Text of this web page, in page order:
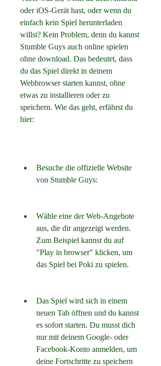
oder iOS-Gerät hast, oder wenn du
einfach kein Spiel herunterladen
willst? Kein Problem, denn du kannst
Stumble Guys auch online spielen
ohne download. Das bedeutet, dass
du das Spiel direkt in deinem
Webbrowser starten kannst, ohne
etwas zu installieren oder zu
speichern. Wie das geht, erfährst du
hier:
Besuche die offizielle Website
von Stumble Guys:
Wähle eine der Web-Angebote
aus, die dir angezeigt werden.
Zum Beispiel kannst du auf
"Play in browser" klicken, um
das Spiel bei Poki zu spielen.
Das Spiel wird sich in einem
neuen Tab öffnen und du kannst
es sofort starten. Du musst dich
nur mit deinem Google- oder
Facebook-Konto anmelden, um
deine Fortschritte zu speichern